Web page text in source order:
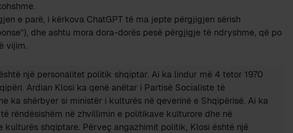
e parë, i kërkova ChatGPT të ma jepte përgjigjen sërish
dhe ashtu mora dora-dorës pesë përgjigje të ndryshme, që po
vijim.
një personalitet politik shqiptar. Ai ka lindur më 4 tetor 1970
Ardian Klosi ka qenë anëtar i Partisë Socialiste të
ka shërbyer si ministër i kulturës në qeverinë e Shqipërisë. Ai ka
rëndësishëm në zhvillimin e politikave kulturore dhe në
kulturës shqiptare. Përveç angazhimit politik, Klosi është një